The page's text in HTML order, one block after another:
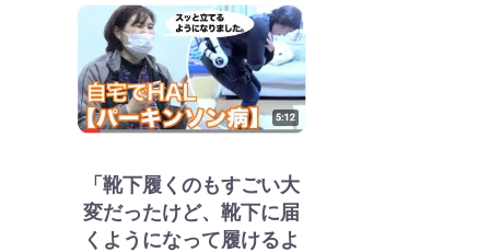
「靴下履くのもすごい大
変だったけど、靴下に届
くようになって履けるよ